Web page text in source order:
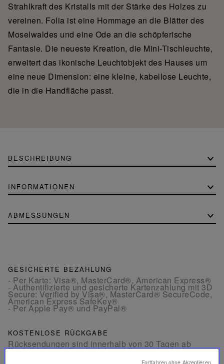
Strahlkraft des Kristalls mit der Stärke des Holzes zu
vereinen. Folia ist eine Hommage an die Blätter des
Moselwaldes und eine Ode an die schöpferische
Fantasie. Die neueste Kreation, die Mini-Tischleuchte,
erweitert das ikonische Leuchtobjekt des Hauses um
eine neue Dimension: eine kleine, kabellose Leuchte,
die in die Handfläche passt.
BESCHREIBUNG
INFORMATIONEN
ABMESSUNGEN
GESICHERTE BEZAHLUNG
- Per Karte: Visa®, MasterCard®, American Express®
- Authentifizierte und gesicherte Kartenzahlung mit 3D
Secure: Verified by Visa®, MasterCard® SecureCode,
American Express SafeKey®
- Per Apple Pay® und PayPal®
KOSTENLOSE RÜCKGABE
Rücksendungen sind innerhalb von 30 Tagen ab
Bestelldatum in Frankreich und Europa kostenlos
Fortfahren ohne Akzeptieren